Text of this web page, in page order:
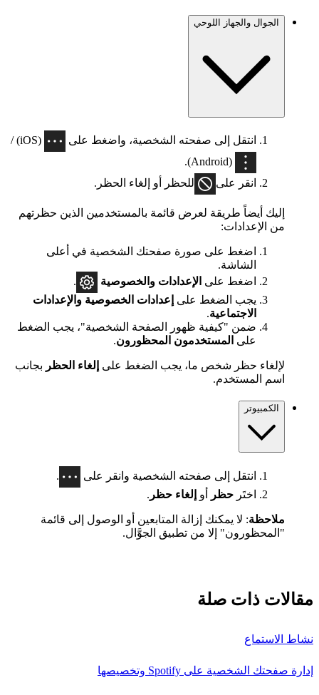
الجوال والجهاز اللوحي
انتقل إلى صفحته الشخصية، واضغط على
(iOS) /
(Android).
انقر على
للحظر أو إلغاء الحظر.
إليك أيضاً طريقة لعرض قائمة بالمستخدمين الذين حظرتهم
من الإعدادات:
اضغط على صورة صفحتك الشخصية في أعلى
الشاشة.
اضغط على الإعدادات والخصوصية
.
يجب الضغط على إعدادات الخصوصية والإعدادات
الاجتماعية.
ضمن "كيفية ظهور الصفحة الشخصية"، يجب الضغط
على المستخدمون المحظورون.
لإلغاء حظر شخص ما، يجب الضغط على إلغاء الحظر بجانب
اسم المستخدم.
الكمبيوتر
انتقل إلى صفحته الشخصية وانقر على
.
اختَر حظر أو إلغاء حظر .
ملاحظة: لا يمكنك إزالة المتابعين أو الوصول إلى قائمة
"المحظورون" إلا من تطبيق الجوَّال.
مقالات ذات صلة
نشاط الاستماع
إدارة صفحتك الشخصية على Spotify وتخصيصها